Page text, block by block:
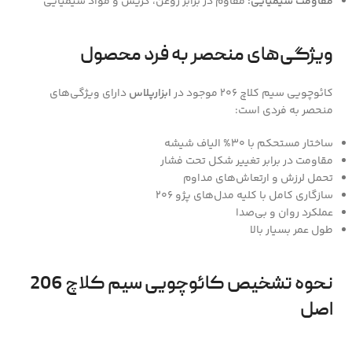
ویژگی‌های منحصر به فرد محصول
کائوچویی سیم کلاچ 206 موجود در ابزارپلاسدارای ویژگی‌های
منحصر به فردی است:
ساختار مستحکم با 30% الیاف شیشه
مقاومت در برابر تغییر شکل تحت فشار
تحمل لرزش و ارتعاش‌های مداوم
سازگاری کامل با کلیه مدل‌های پژو 206
عملکرد روان و بی‌صدا
طول عمر بسیار بالا
نحوه تشخیص کائوچویی سیم کلاچ 206
اصل